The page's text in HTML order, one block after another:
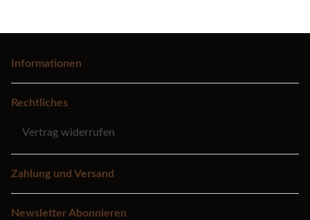
Informationen
Rechtliches
Vertrag widerrufen
Zahlung und Versand
Newsletter Abonnieren